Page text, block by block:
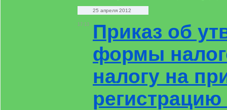
25 апреля 2012
17:13
Приказ об
формы
налогу на